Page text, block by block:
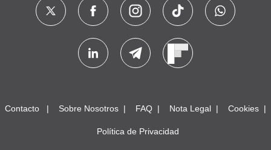
Contacto Sobre Nosotros FAQ Nota Legal Cookies
Política de Privacidad